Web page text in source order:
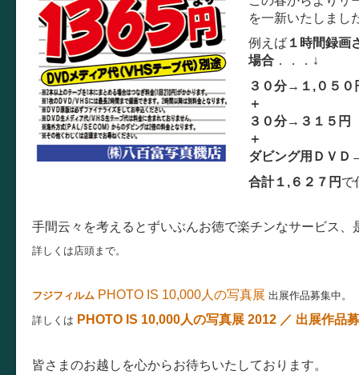
を一新いたしまし
例えば １時間録画
場合 ．．．↓
３０分→１,０５０
＋
３０分→３１５
＋
ダビング用ＤＶＤ
合計１,６２７円 で
手間云々を考えるとずいぶんお徳で楽チンなサービス
詳しくは店頭まで。
フジフィルム PHOTO IS 10,000人の写真展 出展作品募集中。
詳しくは PHOTO IS 10,000人の写真展 2012 ／ 出展作品
皆さまのお越しを心からお待ちいたしております。